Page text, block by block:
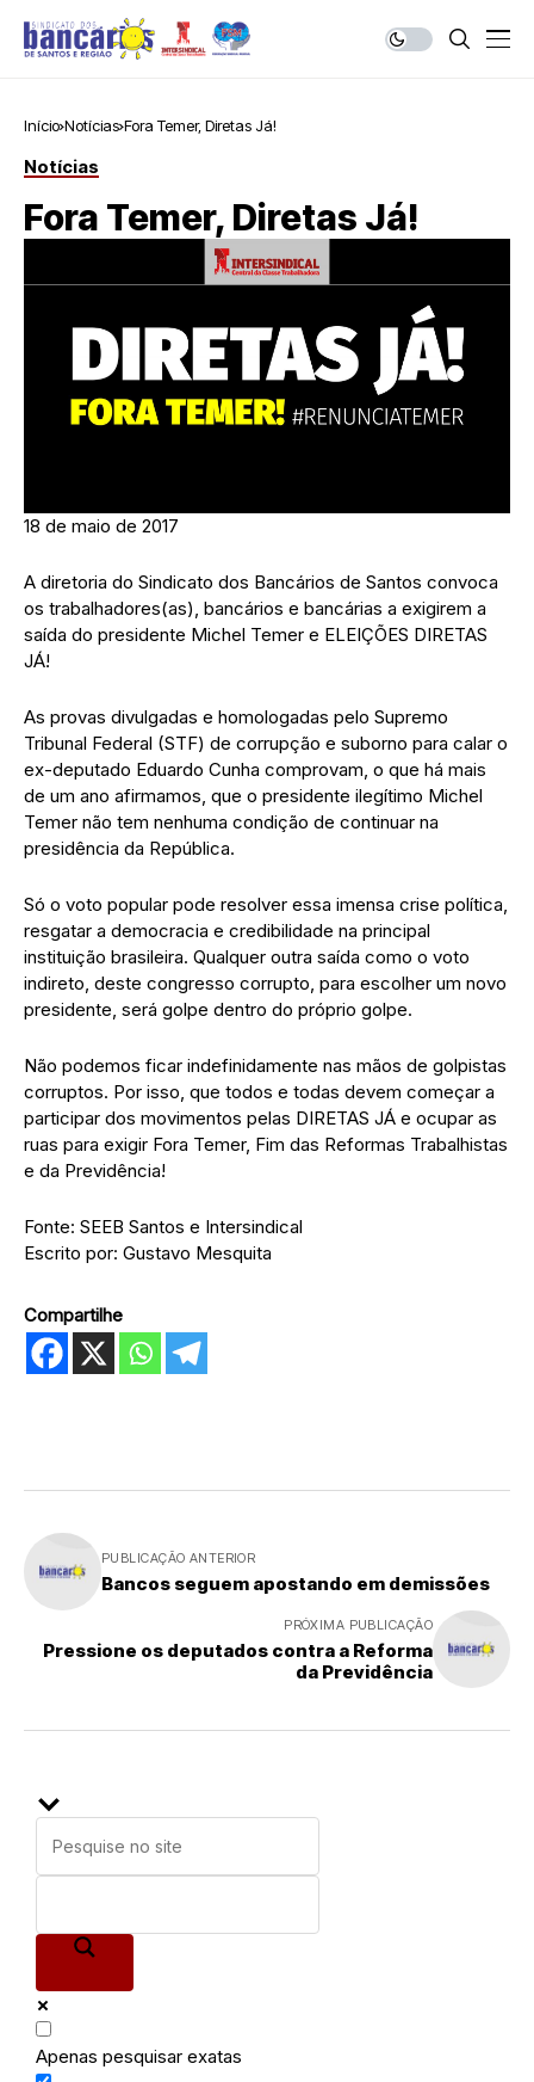
Início Notícias Fora Temer, Diretas Já!
Notícias
Fora Temer, Diretas Já!
18 de maio de 2017
A diretoria do Sindicato dos Bancários de Santos convoca
os trabalhadores(as), bancários e bancárias a exigirem a
saída do presidente Michel Temer e ELEIÇÕES DIRETAS
JÁ!
As provas divulgadas e homologadas pelo Supremo
Tribunal Federal (STF) de corrupção e suborno para calar o
ex-deputado Eduardo Cunha comprovam, o que há mais
de um ano afirmamos, que o presidente ilegítimo Michel
Temer não tem nenhuma condição de continuar na
presidência da República.
Só o voto popular pode resolver essa imensa crise política,
resgatar a democracia e credibilidade na principal
instituição brasileira. Qualquer outra saída como o voto
indireto, deste congresso corrupto, para escolher um novo
presidente, será golpe dentro do próprio golpe.
Não podemos ficar indefinidamente nas mãos de golpistas
corruptos. Por isso, que todos e todas devem começar a
participar dos movimentos pelas DIRETAS JÁ e ocupar as
ruas para exigir Fora Temer, Fim das Reformas Trabalhistas
e da Previdência!
Fonte: SEEB Santos e Intersindical
Escrito por: Gustavo Mesquita
Compartilhe
PUBLICAÇÃO ANTERIOR
Bancos seguem apostando em demissões
PRÓXIMA PUBLICAÇÃO
Pressione os deputados contra a Reforma
da Previdência
Apenas pesquisar exatas